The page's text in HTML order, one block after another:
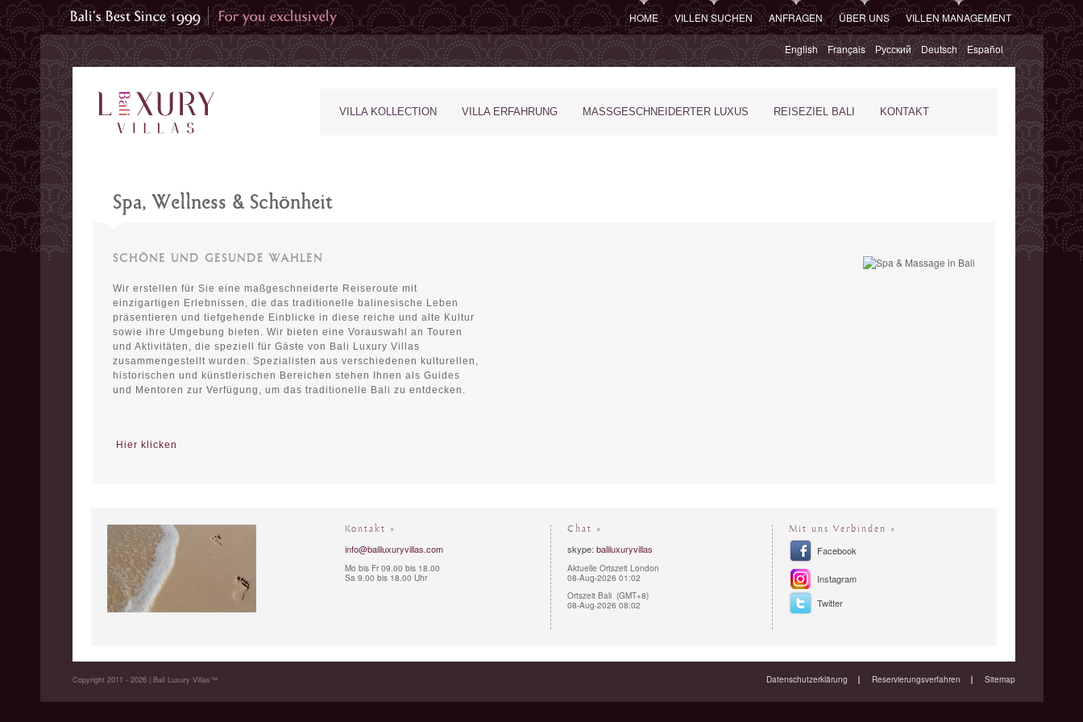
HOME VILLEN SUCHEN ANFRAGEN ÜBER UNS VILLEN MANAGEMENT
English Français Русский Deutsch Español
VILLA KOLLECTION VILLA ERFAHRUNG MASSGESCHNEIDERTER LUXUS REISEZIEL BALI KONTAKT
Spa, Wellness & Schönheit
SCHÖNE UND GESUNDE WAHLEN
Wir erstellen für Sie eine maßgeschneiderte Reiseroute mit
einzigartigen Erlebnissen, die das traditionelle balinesische Leben
präsentieren und tiefgehende Einblicke in diese reiche und alte Kultur
sowie ihre Umgebung bieten. Wir bieten eine Vorauswahl an Touren
und Aktivitäten, die speziell für Gäste von Bali Luxury Villas
zusammengestellt wurden. Spezialisten aus verschiedenen kulturellen,
historischen und künstlerischen Bereichen stehen Ihnen als Guides
und Mentoren zur Verfügung, um das traditionelle Bali zu entdecken.
Hier klicken
Kontakt »
info@baliluxuryvillas.com
Mo bis Fr 09.00 bis 18.00
Sa 9.00 bis 18.00 Uhr
Chat »
skype: baliluxuryvillas
Aktuelle Ortszeit London
08-Aug-2026 01:02
Ortszeit Bali (GMT+8)
08-Aug-2026 08:02
Mit uns Verbinden »
Facebook
Instagram
Twitter
Datenschutzerklärung Reservierungsverfahren Sitemap
Copyright 2011 - 2026 | Bali Luxury Villas™